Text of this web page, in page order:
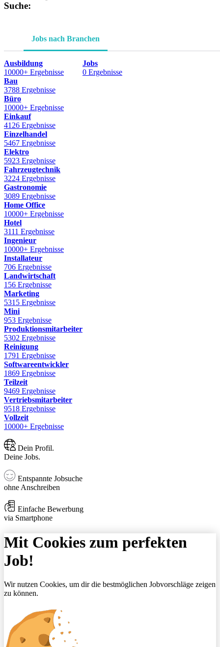
Suche:
Jobs nach Branchen
Ausbildung
10000+ Ergebnisse
Bau
3788 Ergebnisse
Büro
10000+ Ergebnisse
Einkauf
4126 Ergebnisse
Einzelhandel
5467 Ergebnisse
Elektro
5923 Ergebnisse
Fahrzeugtechnik
3224 Ergebnisse
Gastronomie
3089 Ergebnisse
Home Office
10000+ Ergebnisse
Hotel
3111 Ergebnisse
Ingenieur
10000+ Ergebnisse
Installateur
706 Ergebnisse
Landwirtschaft
156 Ergebnisse
Marketing
5315 Ergebnisse
Mini
953 Ergebnisse
Produktionsmitarbeiter
5302 Ergebnisse
Reinigung
1791 Ergebnisse
Softwareentwickler
1869 Ergebnisse
Teilzeit
9469 Ergebnisse
Vertriebsmitarbeiter
9518 Ergebnisse
Vollzeit
10000+ Ergebnisse
Jobs
0 Ergebnisse
Dein Profil.
Deine Jobs.
Entspannte Jobsuche
ohne Anschreiben
Einfache Bewerbung
via Smartphone
Mit Cookies zum perfekten
Job!
Wir nutzen Cookies, um dir die bestmöglichen Jobvorschläge zeigen
zu können.